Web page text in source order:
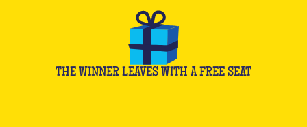
THE WINNER LEAVES WITH A FREE SEAT